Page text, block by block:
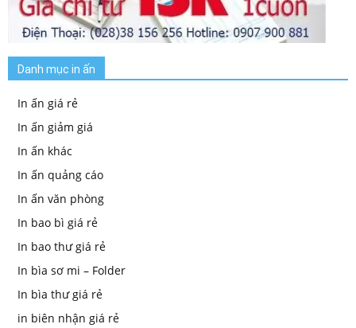
Danh mục in ấn
In ấn giá rẻ
In ấn giảm giá
In ấn khác
In ấn quảng cáo
In ấn văn phòng
In bao bì giá rẻ
In bao thư giá rẻ
In bìa sơ mi – Folder
In bìa thư giá rẻ
in biên nhận giá rẻ